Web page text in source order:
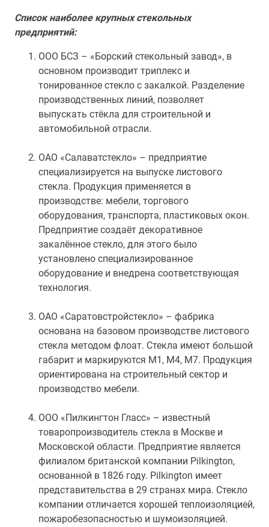
Список наиболее крупных стекольных
предприятий:
ООО БСЗ – «Борский стекольный завод», в
основном производит триплекс и
тонированное стекло с закалкой. Разделение
производственных линий, позволяет
выпускать стёкла для строительной и
автомобильной отрасли.
ОАО «Салаватстекло» – предприятие
специализируется на выпуске листового
стекла. Продукция применяется в
производстве: мебели, торгового
оборудования, транспорта, пластиковых окон.
Предприятие создаёт декоративное
закалённое стекло, для этого было
установлено специализированное
оборудование и внедрена соответствующая
технология.
ОАО «Саратовстройстекло» – фабрика
основана на базовом производстве листового
стекла методом флоат. Стекла имеют большой
габарит и маркируются М1, М4, М7. Продукция
ориентирована на строительный сектор и
производство мебели.
ООО «Пилкингтон Гласс» – известный
товаропроизводитель стекла в Москве и
Московской области. Предприятие является
филиалом британской компании Pilkington,
основанной в 1826 году. Pilkington имеет
представительства в 29 странах мира. Стекло
компании отличается хорошей теплоизоляцией,
пожаробезопасностью и шумоизоляцией.